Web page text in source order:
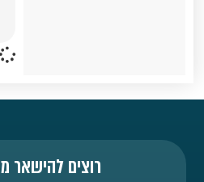
רוצים להישאר